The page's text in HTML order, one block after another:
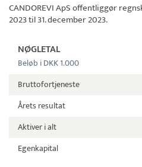
CANDOREVI ApSoffentliggør
2023 til 31. december 2023.
NØGLETAL
Beløb i DKK 1.000
Bruttofortjeneste
Årets resultat
Aktiver i alt
Egenkapital